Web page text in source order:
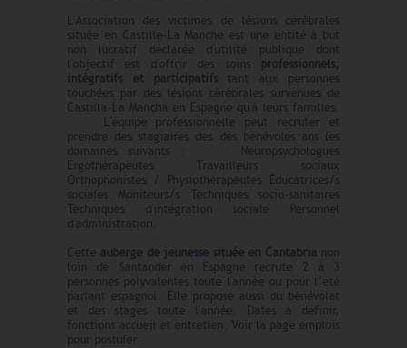
L'Association des victimes de lésions cérébrales
située en Castille-La Manche est une entité à but
non lucratif déclarée d'utilité publique dont
l'objectif est d'offrir des soins professionnels,
intégratifs et participatifstant aux personnes
touchées par des lésions cérébrales survenues de
Castilla-La Mancha en Espagne qu'à leurs familles.
L'équipe professionnelle peut recruter et
prendre des stagiaires des des bénévoles ans les
domaines suivants : Neuropsychologues
Ergothérapeutes Travailleurs sociaux
Orthophonistes / Physiothérapeutes Éducatrices/s
sociales Moniteurs/s Techniques socio-sanitaires
Techniques d'intégration sociale Personnel
d'administration.
Cette auberge de jeunesse située en Cantabria non
loin de Santander en Espagne recrute 2 à 3
personnes polyvalentes toute l'année ou pour l’été
parlant espagnol. Elle propose aussi du bénévolat
et des stages toute l'année. Dates à définir,
fonctions accueil et entretien. Voir la page emplois
pour postuler.